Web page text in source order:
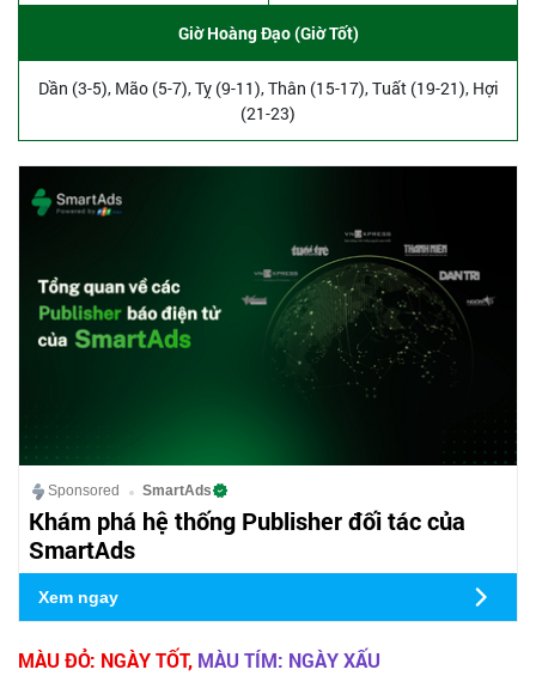
Giờ Hoàng Đạo (Giờ Tốt)
Dần (3-5), Mão (5-7), Tỵ (9-11), Thân (15-17), Tuất (19-21), Hợi
(21-23)
Sponsored SmartAds
Khám phá hệ thống Publisher đối tác của
SmartAds
Xem ngay
MÀU ĐỎ: NGÀY TỐT, MÀU TÍM: NGÀY XẤU